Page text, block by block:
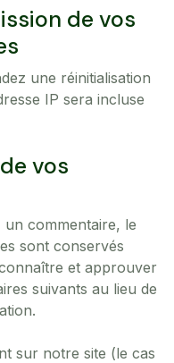
de vos
une réinitialisation
IP sera incluse
vos
un commentaire, le
sont conservés
et approuver
suivants au lieu de
sur notre site (le cas